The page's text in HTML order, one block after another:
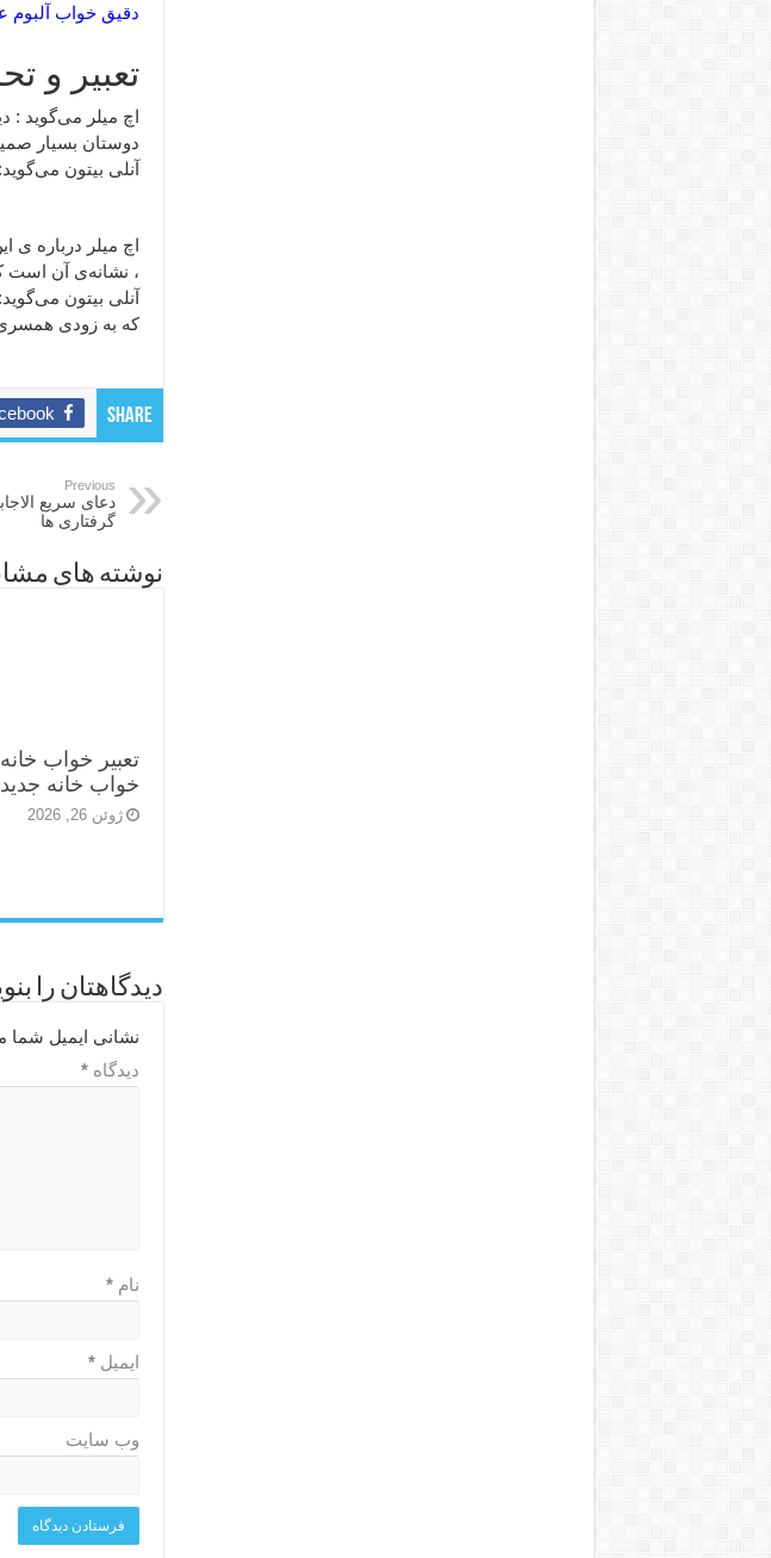
دقیق خواب
تعبیر و
اچ میلر می‌گوید :
دوستان بسیار
آنلی بیتون
اچ میلر درباره
، نشانه‌ی آن است
آنلی بیتون
که به زودی
Share
Previous
دعای سریع
گرفتاری ها
نوشته های
تعبیر خواب خانه
خواب خانه جدید
ژوئن 26, 2026
دیدگاهتان را
نشانی ایمیل شما
دیدگاه*
نام*
ایمیل*
وب‌ سایت